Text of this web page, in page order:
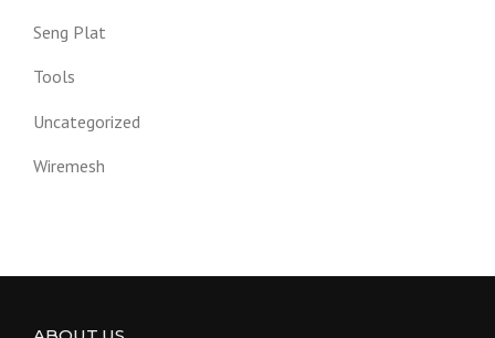
Seng Plat
Tools
Uncategorized
Wiremesh